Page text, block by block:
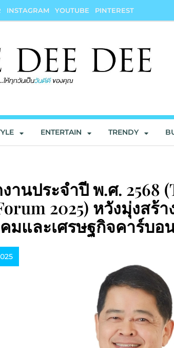
INSTAGRAM YOUTUBE PINTEREST
ENTERTAIN TRENDY
านประจำปี พ.ศ. 2568
2025) หวังมุ่งสร้
มและเศรษฐกิจคาร์บอ